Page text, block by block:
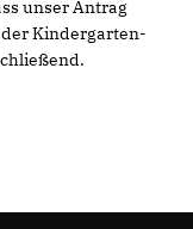
unser Antrag
Kindergarten-